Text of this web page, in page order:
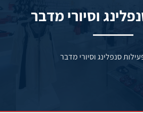
וסיורי מדבר
סנפלינג וסיורי מדבר